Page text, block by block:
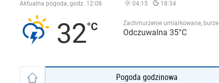
Aktualna pogoda, godz. 12:08 04:15 18:34
32 Zachmurzenie umiarkowane, burze
Odczuwalna 35°C
Pogoda godzinowa